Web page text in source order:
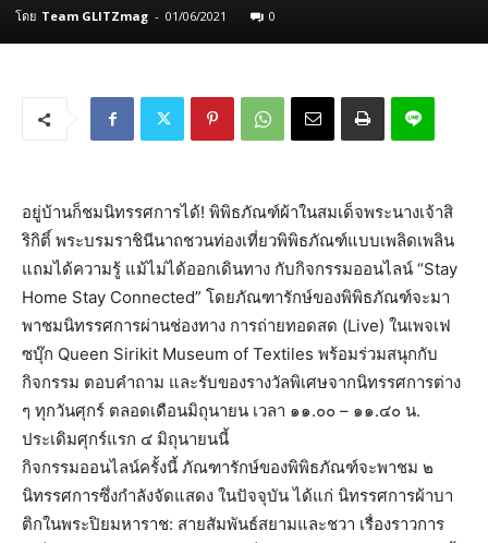
โดย Team GLITZmag - 01/06/2021 0
อยู่บ้านก็ชมนิทรรศการได้! พิพิธภัณฑ์ผ้าในสมเด็จพระนางเจ้าสิ
ริกิติ์ พระบรมราชินีนาถชวนท่องเที่ยวพิพิธภัณฑ์แบบเพลิดเพลิน
แถมได้ความรู้ แม้ไม่ได้ออกเดินทาง กับกิจกรรมออนไลน์ “Stay
Home Stay Connected” โดยภัณฑารักษ์ของพิพิธภัณฑ์จะมา
พาชมนิทรรศการผ่านช่องทาง การถ่ายทอดสด (Live) ในเพจเฟ
ซบุ๊ก Queen Sirikit Museum of Textiles พร้อมร่วมสนุกกับ
กิจกรรม ตอบคำถาม และรับของรางวัลพิเศษจากนิทรรศการต่าง
ๆ ทุกวันศุกร์ ตลอดเดือนมิถุนายน เวลา ๑๑.๐๐ – ๑๑.๔๐ น.
ประเดิมศุกร์แรก ๔ มิถุนายนนี้
กิจกรรมออนไลน์ครั้งนี้ ภัณฑารักษ์ของพิพิธภัณฑ์จะพาชม ๒
นิทรรศการซึ่งกำลังจัดแสดง ในปัจจุบัน ได้แก่ นิทรรศการผ้าบา
ติกในพระปิยมหาราช: สายสัมพันธ์สยามและชวา เรื่องราวการ